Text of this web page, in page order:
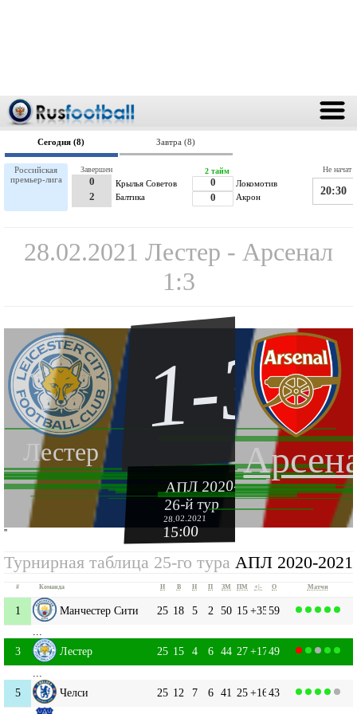
Сегодня (8) Завтра (8)
Российская
премьер-лига
Крылья Советов
0
2
Балтика
Завершен
Локомотив
0
0
Акрон
2 тайм
20:30
Не начат
28.02.2021 Лестер - Арсенал
1:3
Лестер
1-3
АПЛ 2020-2021
26-й тур
28.02.2021
15:00
''
Турнирная таблица 25-го тура АПЛ 2020-2021
# Команда И В Н П ЗМ ПМ +|- О Матчи
1 Манчестер Сити 25 18 5 2 50 15+3559
3
Лестер 25 15 4 6 44 27+1749
5
Челси 25 12 7 6 41 25+1643